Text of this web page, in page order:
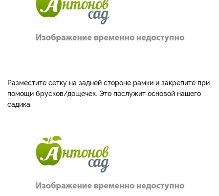
Разместите сетку на задней стороне рамки и закрепите при
помощи брусков/дощечек. Это послужит основой нашего
садика.